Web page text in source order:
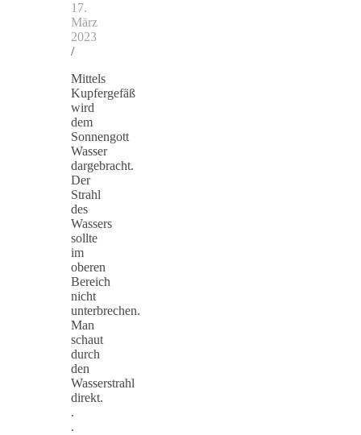
17.
März
2023
/
Mittels
Kupfergefäß
wird
dem
Sonnengott
Wasser
dargebracht.
Der
Strahl
des
Wassers
sollte
im
oberen
Bereich
nicht
unterbrechen.
Man
schaut
durch
den
Wasserstrahl
direkt.
.
.